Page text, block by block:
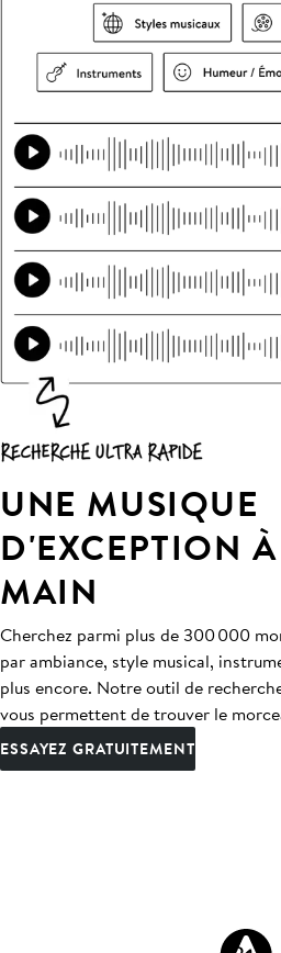
UNE MUSIQUE
D'EXCEPTION
MAIN
Cherchez parmi plus de 300 000
par ambiance, style musical,
plus encore. Notre outil de
vous permettent de trouver le
ESSAYEZ GRATUITEMENT